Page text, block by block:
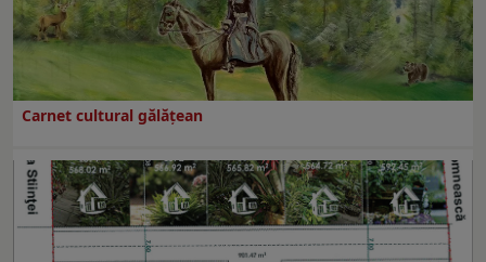
Carnet cultural gălăţean